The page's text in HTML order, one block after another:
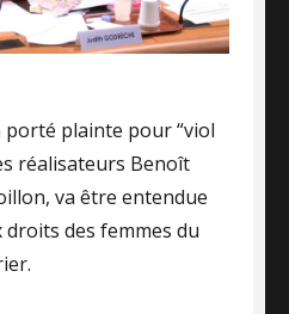
porté plainte pour “viol
réalisateurs Benoît
va être entendue
des femmes du